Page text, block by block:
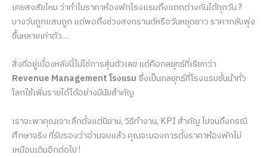
เคยสงสัยไหม ว่าทำไมราคาห้องพักโรงแรมถึงแตกต่างกันได้ทุกวัน ?
บางวันถูกแสนถูก แต่พอถึงช่วงสงกรานต์หรือวันหยุดยาว ราคากลับพุ่ง
ขึ้นหลายเท่าตัว…
สิ่งที่อยู่เบื้องหลังนี้ไม่ใช่การสุ่มตัวเลข แต่คือกลยุทธ์ที่เรียกว่า
Revenue Management โรงแรม ซึ่งเป็นกลยุทธ์ที่โรงแรมชั้นนำทั่ว
โลกใช้เพิ่มรายได้ได้อย่างมีนัยสำคัญ
เราจะพาคุณเจาะลึกตั้งแต่นิยาม, วิธีทำงาน, KPI สำคัญ ไปจนถึงกรณี
ศึกษาจริง ที่่รับรองว่าอ่านจบแล้ว คุณจะมองการตั้งราคาห้องพักไม่
เหมือนเดิมอีกต่อไป !